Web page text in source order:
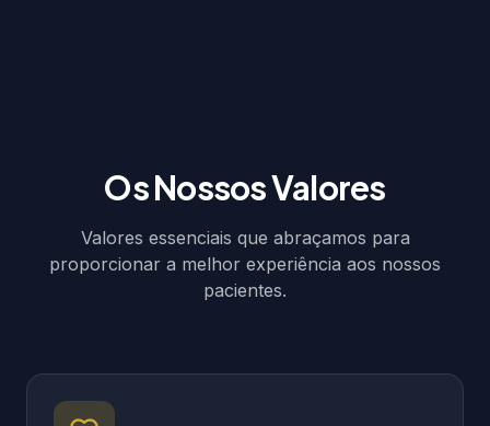
Os Nossos Valores
Valores essenciais que abraçamos para
proporcionar a melhor experiência aos nossos
pacientes.